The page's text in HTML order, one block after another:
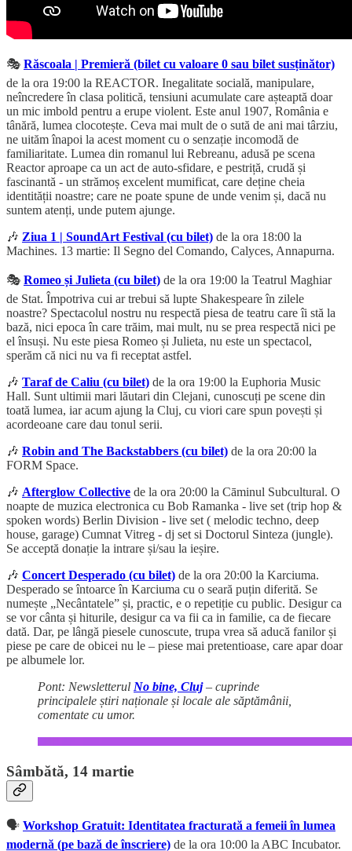
🎭 Răscoala | Premieră (bilet cu valoare 0 sau bilet susținător)
de la ora 19:00 la REACTOR. Inegalitate socială, manipulare,
neîncredere în clasa politică, tensiuni acumulate care așteaptă doar
un mic imbold pentru a erupe violent. Este anul 1907, România e
tânără, lumea clocotește. Ceva mai mult de o sută de ani mai târziu,
ne uităm înapoi la acest moment cu o senzație incomodă de
familiaritate. Lumea din romanul lui Rebreanu, adusă pe scena
Reactor aproape ca un act de auto-sfidare, e pestriță, crudă și
fascinantă - un strămoș excelent mumificat, care deține cheia
identității noastre; care ne poate spune de unde venim și, dacă nu
suntem atenți, unde putem ajunge.
🎶 Ziua 1 | SoundArt Festival (cu bilet) de la ora 18:00 la
Machines. 13 martie: Il Segno del Comando, Calyces, Annapurna.
🎭 Romeo și Julieta (cu bilet) de la ora 19:00 la Teatrul Maghiar
de Stat. Împotriva cui ar trebui să lupte Shakespeare în zilele
noastre? Spectacolul nostru nu respectă piesa de teatru care îi stă la
bază, nici epoca în care trăim, mai mult, nu se prea respectă nici pe
el însuși. Nu este piesa Romeo și Julieta, nu este un spectacol,
sperăm că nici nu va fi receptat astfel.
🎶 Taraf de Caliu (cu bilet) de la ora 19:00 la Euphoria Music
Hall. Sunt ultimii mari lăutari din Clejani, cunoscuți pe scene din
toată lumea, iar acum ajung la Cluj, cu viori care spun povești și
acordeoane care dau tonul serii.
🎶 Robin and The Backstabbers (cu bilet) de la ora 20:00 la
FORM Space.
🎶 Afterglow Collective de la ora 20:00 la Cāminul Subcultural. O
noapte de muzica electronica cu Bob Ramanka - live set (trip hop &
spoken words) Berlin Division - live set ( melodic techno, deep
house, garage) Cumnat Vitreg - dj set si Doctorul Sinteza (jungle).
Se acceptă donație la intrare și/sau la ieșire.
🎶 Concert Desperado (cu bilet) de la ora 20:00 la Karciuma.
Desperado se întoarce în Karciuma cu o seară puțin diferită. Se
numește „Necântatele” și, practic, e o repetiție cu public. Desigur ca
se vor cânta și hiturile, desigur ca va fii ca in familie, ca de fiecare
dată. Dar, pe lângă piesele cunoscute, trupa vrea să aducă fanilor și
piese pe care de obicei nu le – piese mai pretentioase, care apar doar
pe albumele lor.
Pont: Newsletterul No bine, Cluj – cuprinde
principalele știri naționale și locale ale săptămânii,
comentate cu umor.
Sâmbătă, 14 martie
🗣️ Workshop Gratuit: Identitatea fracturată a femeii în lumea
modernă (pe bază de înscriere) de la ora 10:00 la ABC Incubator.